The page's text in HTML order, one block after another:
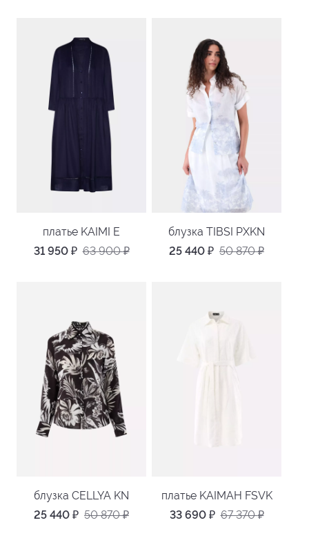
платье KAIMI E
31 950 ₽ 63 900₽
блузка TIBSI PXKN
25 440 ₽ 50 870₽
блузка CELLYA KN
25 440 ₽ 50 870₽
платье KAIMAH FSVK
33 690 ₽ 67 370₽